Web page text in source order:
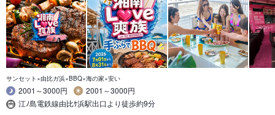
サンセット×由比ガ浜×BBQ×海の家×安い
2001～3000円
2001～3000円
江ﾉ島電鉄線由比ｹ浜駅出口より徒歩約9分